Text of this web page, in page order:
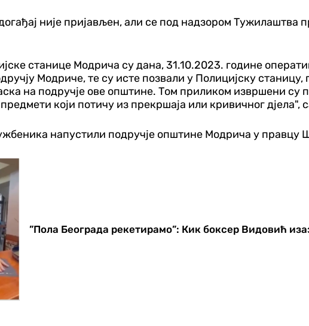
није пријављен, али се под надзором Тужилаштва
станице Модрича су дана, 31.10.2023. године
Модриче, те су исте позвали у Полицијску станицу,
на подручје ове општине. Том приликом извршени су
који потичу из прекршаја или кривичног дјела",
напустили подручје општине Модрича у правцу
”Пола Београда рекетирамо”: Кик боксер Видовић